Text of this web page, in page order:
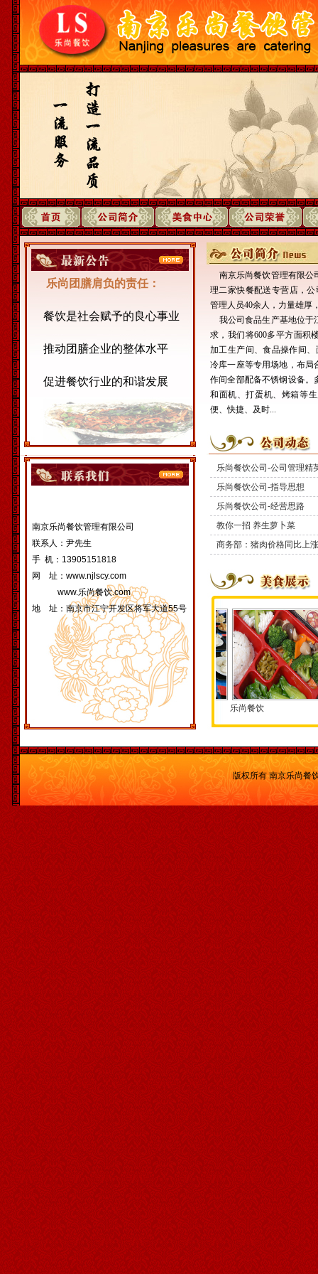
乐尚团膳肩负的责任：
餐饮是社会赋予的良心事业
推动团膳企业的整体水平
促进餐饮行业的和谐发展
南京乐尚餐饮管理有限公司
联系人：尹先生
手 机：13905151818
网 址：www.njlscy.com
www.乐尚餐饮.com
地 址：南京市江宁开发区将军大道55号
南京乐尚餐饮管理有限公
理二家快餐配送专营店，
管理人员40余人，力量雄厚
我公司食品生产基地位于
求，我们将600多平方面积
加工生产间、食品操作间
冷库一座等专用场地，布局
作间全部配备不锈钢设备。
和面机、打蛋机、烤箱等
便、快捷、及时...
乐尚餐饮公司-公司管理精
乐尚餐饮公司-指导思想
乐尚餐饮公司-经营思路
教你一招 养生萝卜菜
商务部：猪肉价格同比上
尚餐饮 乐尚餐饮
版权所有 南京乐尚餐